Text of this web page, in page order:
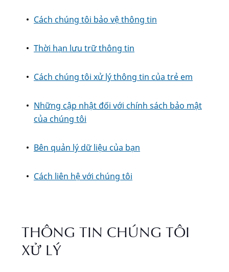
Cách chúng tôi bảo vệ thông tin
Thời hạn lưu trữ thông tin
Cách chúng tôi xử lý thông tin của trẻ em
Những cập nhật đối với chính sách bảo mật
của chúng tôi
Bên quản lý dữ liệu của bạn
Cách liên hệ với chúng tôi
THÔNG TIN CHÚNG TÔI
XỬ LÝ